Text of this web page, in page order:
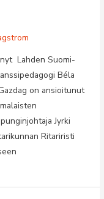
Lahden Suomi-
Béla
on ansioitunut
Jyrki
Ritariristi